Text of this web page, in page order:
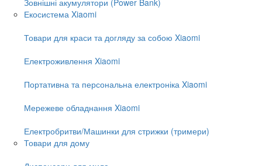
Екосистема Xiaomi
Товари для краси та догляду за собою Xiaomi
Електроживлення Xiaomi
Портативна та персональна електроніка Xiaomi
Мережеве обладнання Xiaomi
Електробритви/Машинки для стрижки (тримери)
Товари для дому